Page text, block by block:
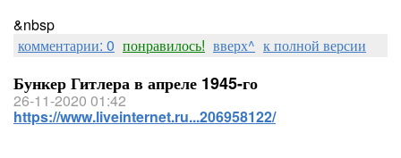
&nbsp
комментарии: 0 понравилось! вверх^ к полной версии
Бункер Гитлера в апреле 1945-го
26-11-2020 01:42
https://www.liveinternet.ru...206958122/